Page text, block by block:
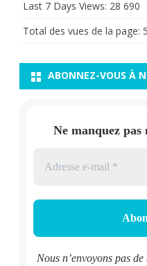
Last 7 Days Views: 28 690
Total des vues de la page: 5
ABONNEZ-VOUS À
Ne manquez
Nous n’envoyons pas